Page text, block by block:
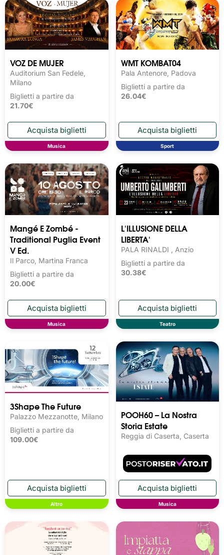
VOZ DE MUJER
Auditorium San Fedele,
Milano
Biglietti a partire da
21.70€
Musica
WMT KOMBAT04
Pala Antenore, Padova
Biglietti a partire da
26.04€
Sport
Mangé E Zombé -
Traditional Puglia Event
V Ed.
Il Parco, Martina Franca
Biglietti a partire da
20.00€
Musica
L'ILLUSIONE DELLA
LIBERTA'
PALA RINALDI , Anzio
Biglietti a partire da
30.38€
Teatro
3Shape The Future
Palazzo Mezzanotte, Milano
Biglietti a partire da
109.00€
Altro
POOH60 – La Nostra
Storia Estate
Reggia di Caserta, Caserta
Musica